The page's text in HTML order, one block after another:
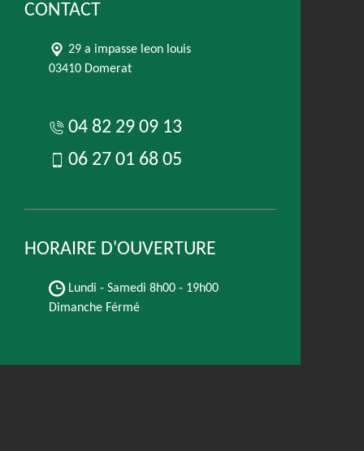
CONTACT
29 a impasse leon louis
03410 Domerat
04 82 29 09 13
06 27 01 68 05
HORAIRE D'OUVERTURE
Lundi - Samedi 8h00 - 19h00
Dimanche Férmé